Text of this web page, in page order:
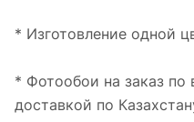
* Изготовление одной
* Фотообои на заказ
доставкой по